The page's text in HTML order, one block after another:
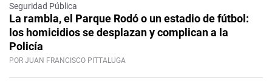
Seguridad Pública
La rambla, el Parque Rodó o un estadio de fútbol:
los homicidios se desplazan y complican a la
Policía
POR JUAN FRANCISCO PITTALUGA